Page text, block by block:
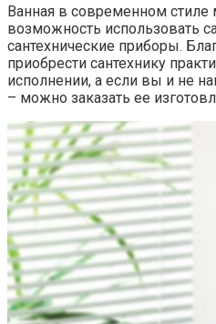
Ванная в современном стиле
возможность использовать
сантехнические приборы.
приобрести сантехнику
исполнении, а если вы и не
– можно заказать ее